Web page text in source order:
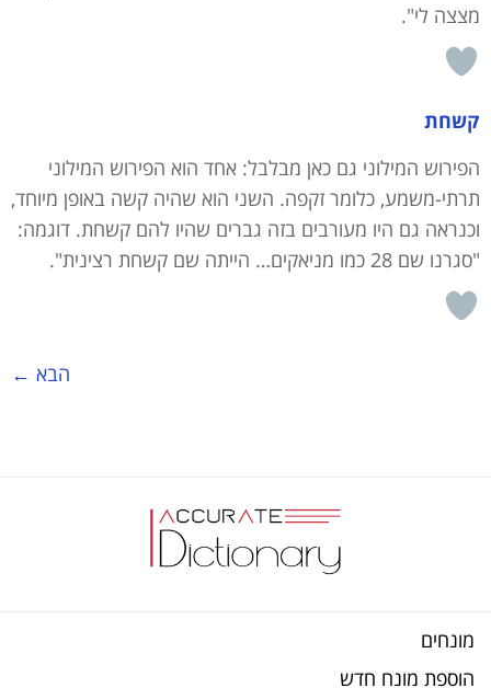
מצצה לי".
קשחת
הפירוש המילוני גם כאן מבלבל: אחד הוא הפירוש המילוני
תרתי-משמע, כלומר זקפה. השני הוא שהיה קשה באופן מיוחד,
וכנראה גם היו מעורבים בזה גברים שהיו להם קשחת. דוגמה:
"סגרנו שם 28 כמו מניאקים… הייתה שם קשחת רצינית".
הבא ←
מונחים
הוספת מונח חדש